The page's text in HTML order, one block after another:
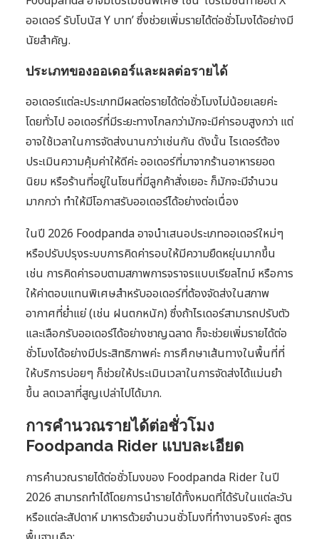
ออเดอร์ รับโบนัส Y บาท’ ซึ่งช่วยเพิ่มรายได้ต่อชั่วโมงได้อย่างมี
นัยสำคัญ.
ประเภทของออเดอร์และผลต่อรายได้
ออเดอร์แต่ละประเภทมีผลต่อรายได้ต่อชั่วโมงไม่น้อยเลยค่ะ
โดยทั่วไป ออเดอร์ที่มีระยะทางไกลกว่ามักจะมีค่ารอบสูงกว่า แต่
อาจใช้เวลาในการจัดส่งนานกว่าเช่นกัน ดังนั้น ไรเดอร์ต้อง
ประเมินความคุ้มค่าให้ดีค่ะ ออเดอร์ที่มาจากร้านอาหารยอด
นิยม หรือร้านที่อยู่ในโซนที่มีลูกค้าสั่งเยอะ ก็มักจะมีจำนวน
มากกว่า ทำให้มีโอกาสรับออเดอร์ได้อย่างต่อเนื่อง
ในปี 2026 Foodpanda อาจนำเสนอประเภทออเดอร์ใหม่ๆ
หรือปรับปรุงระบบการคิดค่ารอบให้มีความยืดหยุ่นมากขึ้น
เช่น การคิดค่ารอบตามสภาพการจราจรแบบเรียลไทม์ หรือการ
ให้ค่าตอบแทนพิเศษสำหรับออเดอร์ที่ต้องจัดส่งในสภาพ
อากาศที่ย่ำแย่ (เช่น ฝนตกหนัก) ซึ่งถ้าไรเดอร์สามารถปรับตัว
และเลือกรับออเดอร์ได้อย่างชาญฉลาด ก็จะช่วยเพิ่มรายได้ต่อ
ชั่วโมงได้อย่างมีประสิทธิภาพค่ะ การศึกษาเส้นทางในพื้นที่ที่
ให้บริการบ่อยๆ ก็ช่วยให้ประเมินเวลาในการจัดส่งได้แม่นยำ
ขึ้น ลดเวลาที่สูญเปล่าไปได้มาก.
การคำนวณรายได้ต่อชั่วโมง
Foodpanda Rider แบบละเอียด
การคำนวณรายได้ต่อชั่วโมงของ Foodpanda Rider ในปี
2026 สามารถทำได้โดยการนำรายได้ทั้งหมดที่ได้รับในแต่ละวัน
หรือแต่ละสัปดาห์ มาหารด้วยจำนวนชั่วโมงที่ทำงานจริงค่ะ สูตร